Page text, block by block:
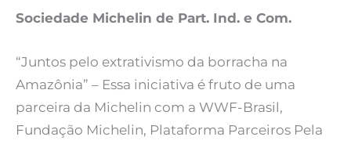
Sociedade Michelin de Part. Ind. e Com.
“Juntos pelo extrativismo da borracha na
Amazônia” – Essa iniciativa é fruto de uma
parceira da Michelin com a WWF-Brasil,
Fundação Michelin, Plataforma Parceiros Pela